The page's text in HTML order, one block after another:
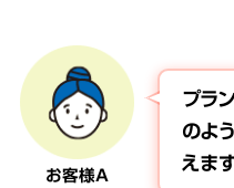
お客様A
プラ
のよ
えま